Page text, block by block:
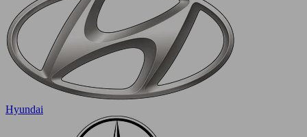
Hyundai